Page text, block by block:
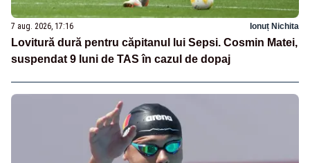
7 aug. 2026, 17:16 Ionuț Nichita
Lovitură dură pentru căpitanul lui Sepsi. Cosmin Matei,
suspendat 9 luni de TAS în cazul de dopaj